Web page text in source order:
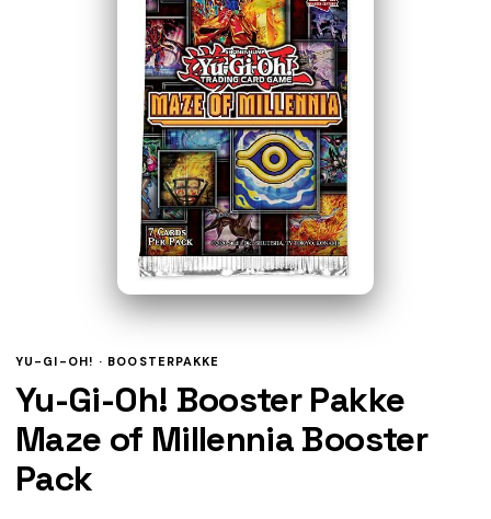
YU-GI-OH! · BOOSTERPAKKE
Yu-Gi-Oh! Booster Pakke
Maze of Millennia Booster
Pack